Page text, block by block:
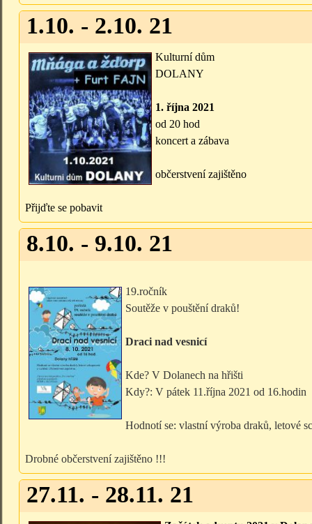
1.10. - 2.10. 21
Kulturní dům
DOLANY
1. října 2021
od 20 hod
koncert a zábava
občerstvení zajištěno
Přijďte se pobavit
8.10. - 9.10. 21
19.ročník
Soutěže v pouštění draků!
Draci nad vesnicí
Kde? V Dolanech na hřišti
Kdy?: V pátek 11.října 2021 od 16.hodin
Hodnotí se: vlastní výroba draků, letové
Drobné občerstvení zajištěno !!!
27.11. - 28.11. 21